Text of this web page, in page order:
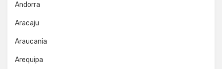
Andorra
Aracaju
Araucania
Arequipa